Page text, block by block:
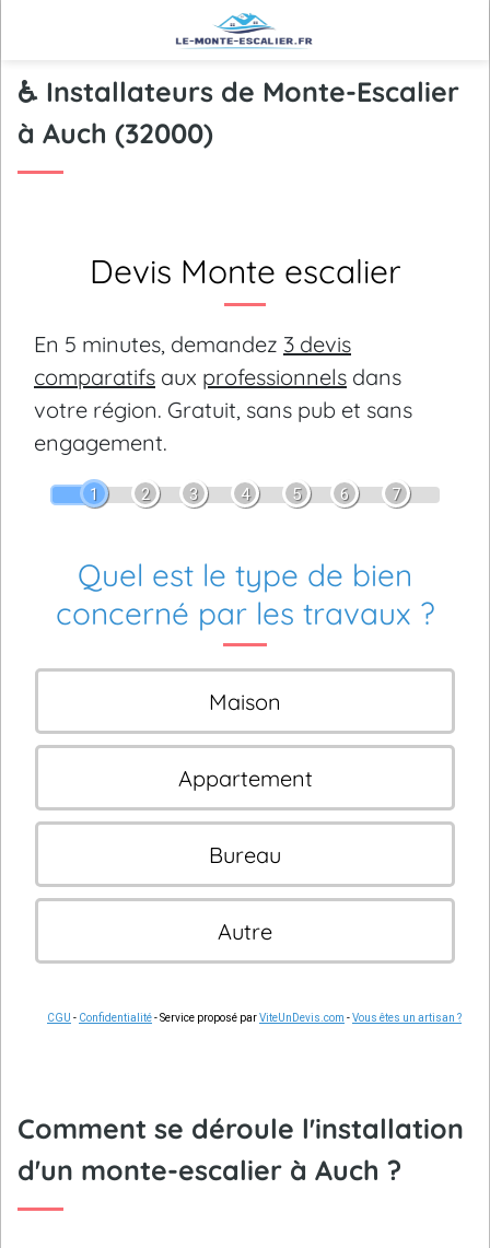
♿ Installateurs de Monte-Escalier
à Auch (32000)
Devis Monte escalier
En 5 minutes, demandez 3 devis
comparatifs aux professionnels dans
votre région. Gratuit, sans pub et sans
engagement.
1 2 3 4 5 6 7
Quel est le type de bien
concerné par les travaux ?
Maison
Appartement
Bureau
Autre
CGU - Confidentialité- Service proposé parViteUnDevis.com -Vous êtes un artisan ?
Comment se déroule l'installation
d'un monte-escalier à Auch ?